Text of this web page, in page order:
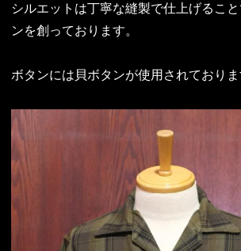
シルエットは丁寧な縫製で仕上げるこ
ンを創っております。
ボタンには貝ボタンが使用されておりま